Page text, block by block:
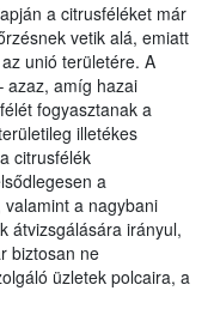
a citrusféléket már
vetik alá, emiatt
unió területére. A
azaz, amíg hazai
fogyasztanak a
illetékes
citrusfélék
a
a nagybani
átvizsgálására irányul,
biztosan ne
üzletek polcaira, a